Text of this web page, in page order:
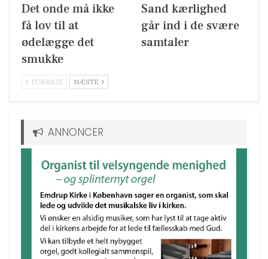
Det onde må ikke
få lov til at
ødelægge det
smukke
Sand kærlighed
går ind i de svære
samtaler
FORRIGE NÆSTE
ANNONCER